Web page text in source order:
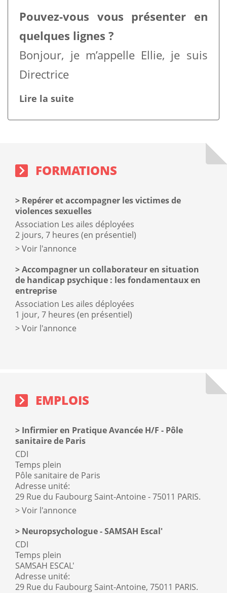
Pouvez-vous vous présenter en
quelques lignes ?
Bonjour, je m’appelle Ellie, je suis
Directrice
Lire la suite
block
FORMATIONS
Repérer et accompagner les victimes de
violences sexuelles
Association Les ailes déployées
2 jours, 7 heures (en présentiel)
Voir l'annonce
Accompagner un collaborateur en situation
de handicap psychique : les fondamentaux en
entreprise
Association Les ailes déployées
1 jour, 7 heures (en présentiel)
Voir l'annonce
block
EMPLOIS
Infirmier en Pratique Avancée H/F - Pôle
sanitaire de Paris
CDI
Temps plein
Pôle sanitaire de Paris
Adresse unité:
29 Rue du Faubourg Saint-Antoine - 75011 PARIS.
Voir l'annonce
Neuropsychologue - SAMSAH Escal'
CDI
Temps plein
SAMSAH ESCAL'
Adresse unité:
29 Rue du Faubourg Saint-Antoine, 75011 PARIS.